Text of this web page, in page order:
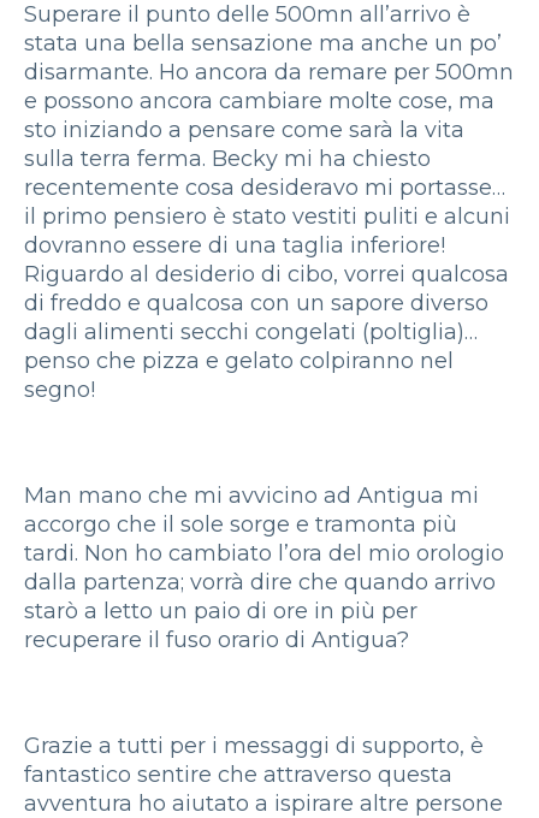
Superare il punto delle 500mn all’arrivo è
stata una bella sensazione ma anche un po’
disarmante. Ho ancora da remare per 500mn
e possono ancora cambiare molte cose, ma
sto iniziando a pensare come sarà la vita
sulla terra ferma. Becky mi ha chiesto
recentemente cosa desideravo mi portasse…
il primo pensiero è stato vestiti puliti e alcuni
dovranno essere di una taglia inferiore!
Riguardo al desiderio di cibo, vorrei qualcosa
di freddo e qualcosa con un sapore diverso
dagli alimenti secchi congelati (poltiglia)…
penso che pizza e gelato colpiranno nel
segno!
Man mano che mi avvicino ad Antigua mi
accorgo che il sole sorge e tramonta più
tardi. Non ho cambiato l’ora del mio orologio
dalla partenza; vorrà dire che quando arrivo
starò a letto un paio di ore in più per
recuperare il fuso orario di Antigua?
Grazie a tutti per i messaggi di supporto, è
fantastico sentire che attraverso questa
avventura ho aiutato a ispirare altre persone